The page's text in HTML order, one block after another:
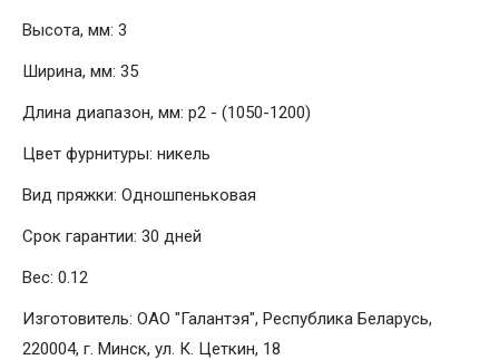
Высота, мм: 3
Ширина, мм: 35
Длина диапазон, мм: р2 - (1050-1200)
Цвет фурнитуры: никель
Вид пряжки: Одношпеньковая
Срок гарантии: 30 дней
Вес: 0.12
Изготовитель: ОАО "Галантэя", Республика Беларусь,
220004, г. Минск, ул. К. Цеткин, 18